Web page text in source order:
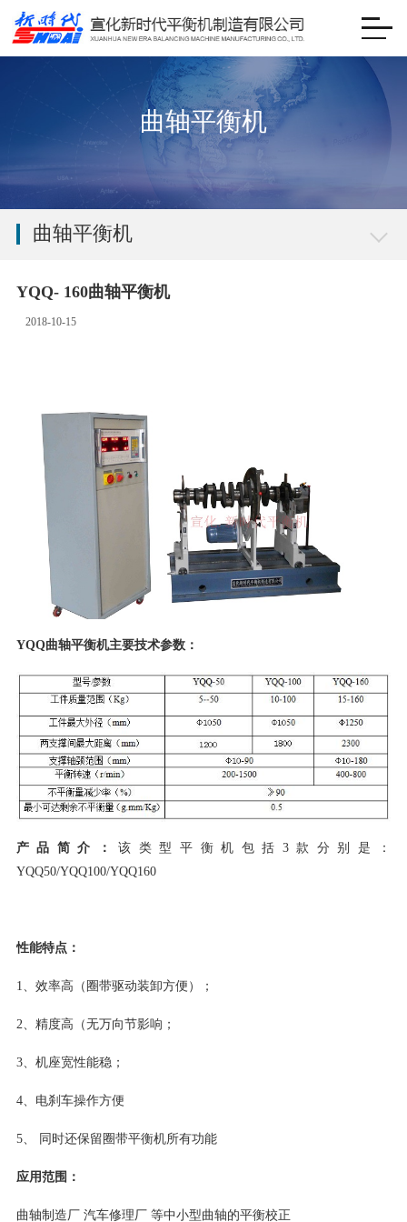
曲轴平衡机
曲轴平衡机
YQQ- 160曲轴平衡机
2018-10-15
YQQ曲轴平衡机主要技术参数：
产品简介：该类型平衡机包括3款分别是：
YQQ50/YQQ100/YQQ160
性能特点：
1、效率高（圈带驱动装卸方便）；
2、精度高（无万向节影响；
3、机座宽性能稳；
4、电刹车操作方便
5、 同时还保留圈带平衡机所有功能
应用范围：
曲轴制造厂 汽车修理厂 等中小型曲轴的平衡校正